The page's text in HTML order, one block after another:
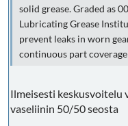
solid grease. Graded as
Lubricating Grease
prevent leaks in worn
continuous part
Ilmeisesti keskusvoitelu
vaseliinin 50/50 seosta